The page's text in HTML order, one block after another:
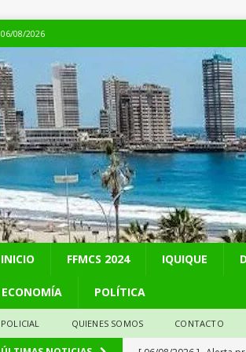
06/08/2026
INICIO FFMCS 2024 IQUIQUE
ECONOMÍA POLÍTICA
POLICIAL QUIENES SOMOS CONTACTO